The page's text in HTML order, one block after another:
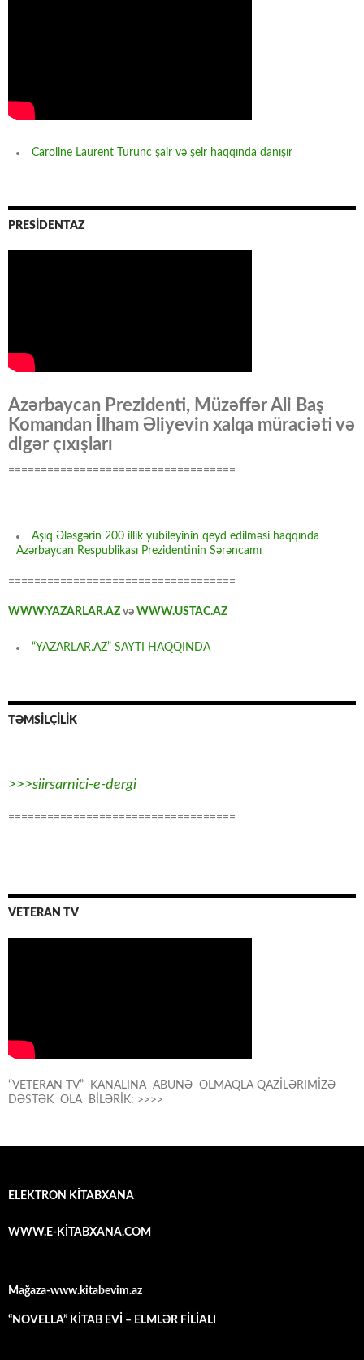
Caroline Laurent Turunc şair və şeir haqqında danışır
PRESİDENTAZ
Azərbaycan Prezidenti, Müzəffər Ali Baş
Komandan İlham Əliyevin xalqa müraciəti və
digər çıxışları
===================================
Aşıq Ələsgərin 200 illik yubileyinin qeyd edilməsi haqqında
Azərbaycan Respublikası Prezidentinin Sərəncamı
===================================
WWW.YAZARLAR.AZ və WWW.USTAC.AZ
“YAZARLAR.AZ” SAYTI HAQQINDA
TƏMSİLÇİLİK
>>>siirsarnici-e-dergi
===================================
VETERAN TV
“VETERAN TV” KANALINA ABUNƏ OLMAQLA QAZİLƏRIMİZƏ
DƏSTƏK OLA BİLƏRİK: >>>>
ELEKTRON KİTABXANA
WWW.E-KİTABXANA.COM
Mağaza-www.kitabevim.az
“NOVELLA” KİTAB EVİ – ELMLƏR FİLİALI